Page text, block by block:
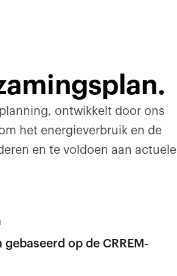
planning, ontwikkelt door ons
het energieverbruik en de
en te voldoen aan actuele
op de CRREM-